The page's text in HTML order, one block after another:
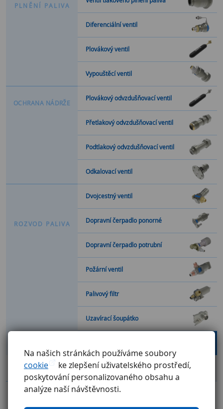
Na našich stránkách používáme soubory
cookie
ke zlepšení uživatelského prostředí,
poskytování personalizovaného obsahu a
analýze naší návštěvnosti.
P LN Ě N Í PAL IVA
Diferenciální ventil
Plovákový ventil
Vypouštěcí ventil
OCHRANA NÁDRŽE
Plovákový odvzdušňovací ventil
Přetlakový odvzdušňovací ventil
Podtlakový odvzdušňovací ventil
Odkalovací ventil
ROZVOD PALIVA
Dvojcestný ventil
Dopravní čerpadlo ponorné
Dopravní čerpadlo potrubní
Požární ventil
Palivový filtr
Uzavírací šoupátko
Celkový přehled